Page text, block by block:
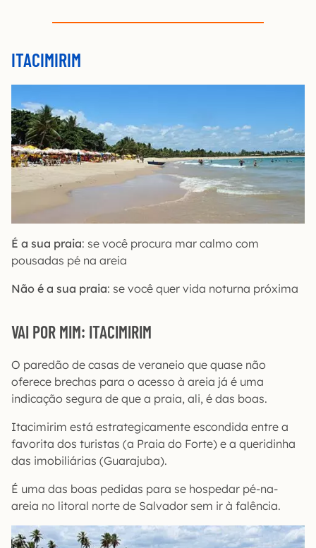
ITACIMIRIM
É a sua praia: se você procura mar calmo com
pousadas pé na areia
Não é a sua praia: se você quer vida noturna próxima
VAI POR MIM: ITACIMIRIM
O paredão de casas de veraneio que quase não
oferece brechas para o acesso à areia já é uma
indicação segura de que a praia, ali, é das boas.
Itacimirim está estrategicamente escondida entre a
favorita dos turistas (a Praia do Forte) e a queridinha
das imobiliárias (Guarajuba).
É uma das boas pedidas para se hospedar pé-na-
areia no litoral norte de Salvador sem ir à falência.